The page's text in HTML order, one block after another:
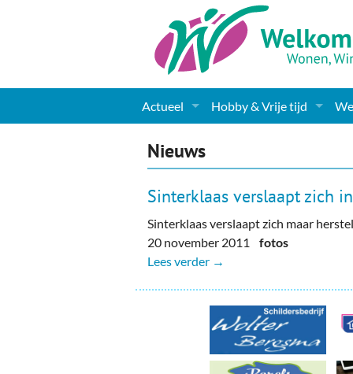
Actueel
Nieuws
Woningaanbod
Columns & Redactioneel
Hobby & Vrije tijd
Muziek
Podia & Dorpshuizen
Nieuws
Sinterklaas verslaapt zich
Sinterklaas verslaapt zich maar
20 november 2011fotos
Lees verder →